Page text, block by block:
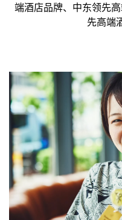
端酒店品牌、中东领先
先高端